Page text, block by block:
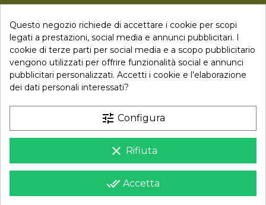
Collegamenti 
Newsletter
Iscriviti alla nostra newsletter per ricevere uno sconto sul
tuo primo ordine
Questo negozio richiede di accettare i cookie per scopi
legati a prestazioni, social media e annunci pubblicitari. I
cookie di terze parti per social media e a scopo pubblicitario
vengono utilizzati per offrire funzionalità social e annunci
pubblicitari personalizzati. Accetti i cookie e l'elaborazione
dei dati personali interessati?
tune Configura
clear Rifiuta
done_all Accetta